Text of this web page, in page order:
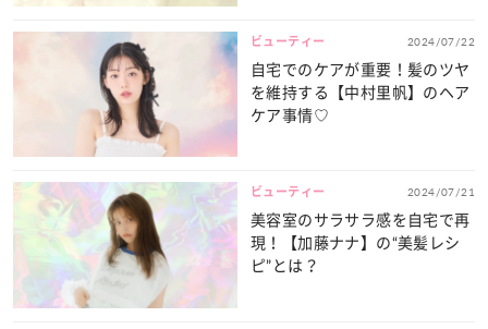
ビューティー 2024/07/22
自宅でのケアが重要！髪のツヤ
を維持する【中村里帆】のヘア
ケア事情♡
ビューティー 2024/07/21
美容室のサラサラ感を自宅で再
現！【加藤ナナ】の“美髪レシ
ピ”とは？